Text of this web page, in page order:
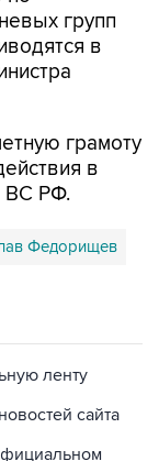
грамоту
ВС РФ.
Федорищев
сайта